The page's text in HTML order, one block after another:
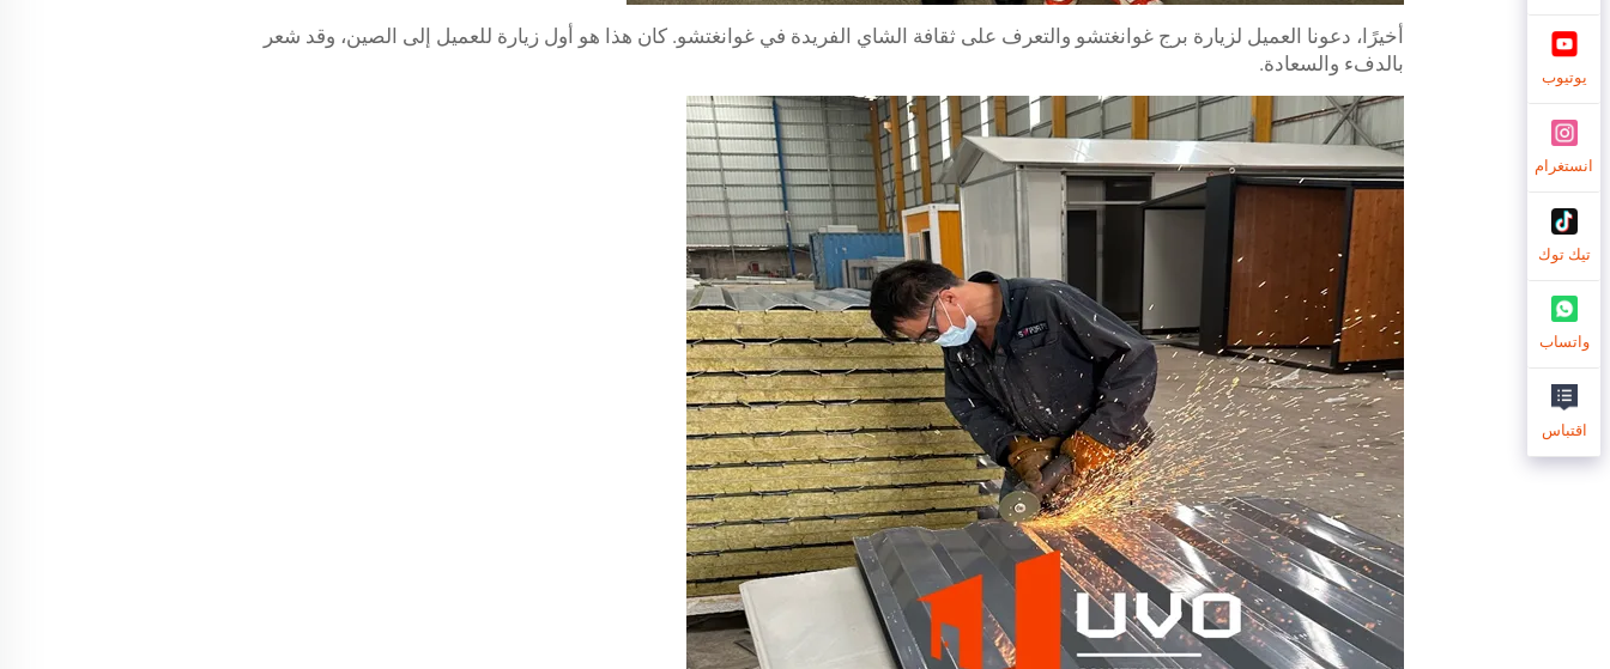
أخيرًا، دعونا العميل لزيارة برج غوانغتشو والتعرف على ثقافة الشاي الفريدة في غوانغتشو. كان هذا هو أول زيارة للعميل إلى الصين، وقد شعر
بالدفء والسعادة.
يوتيوب
انستغرام
تيك توك
واتساب
اقتباس